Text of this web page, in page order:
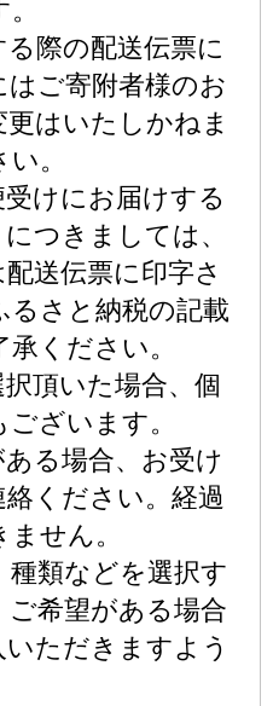
る際の配送伝票に
ご寄附者様のお
はいたしかねま
。
受けにお届けする
つきましては、
送伝票に印字さ
さと納税の記載
ください。
頂いた場合、個
ざいます。
ある場合、お受け
ください。経過
せん。
種類などを選択す
希望がある場合
ただきますよう